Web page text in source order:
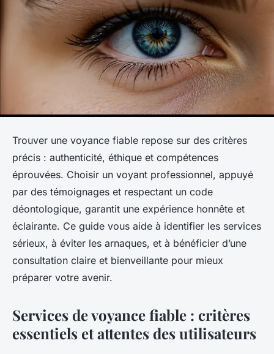
Trouver une voyance fiable repose sur des critères
précis : authenticité, éthique et compétences
éprouvées. Choisir un voyant professionnel, appuyé
par des témoignages et respectant un code
déontologique, garantit une expérience honnête et
éclairante. Ce guide vous aide à identifier les services
sérieux, à éviter les arnaques, et à bénéficier d’une
consultation claire et bienveillante pour mieux
préparer votre avenir.
Services de voyance fiable : critères
essentiels et attentes des utilisateurs